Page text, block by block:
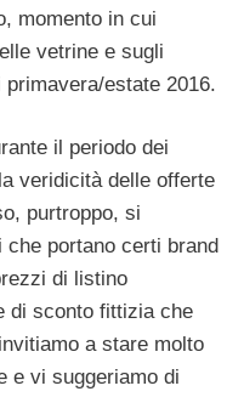
momento in cui
vetrine e sugli
estate 2016.
il periodo dei
veridicità delle offerte
purtroppo, si
portano certi brand
di listino
di sconto fittizia che
a stare molto
e vi suggeriamo di